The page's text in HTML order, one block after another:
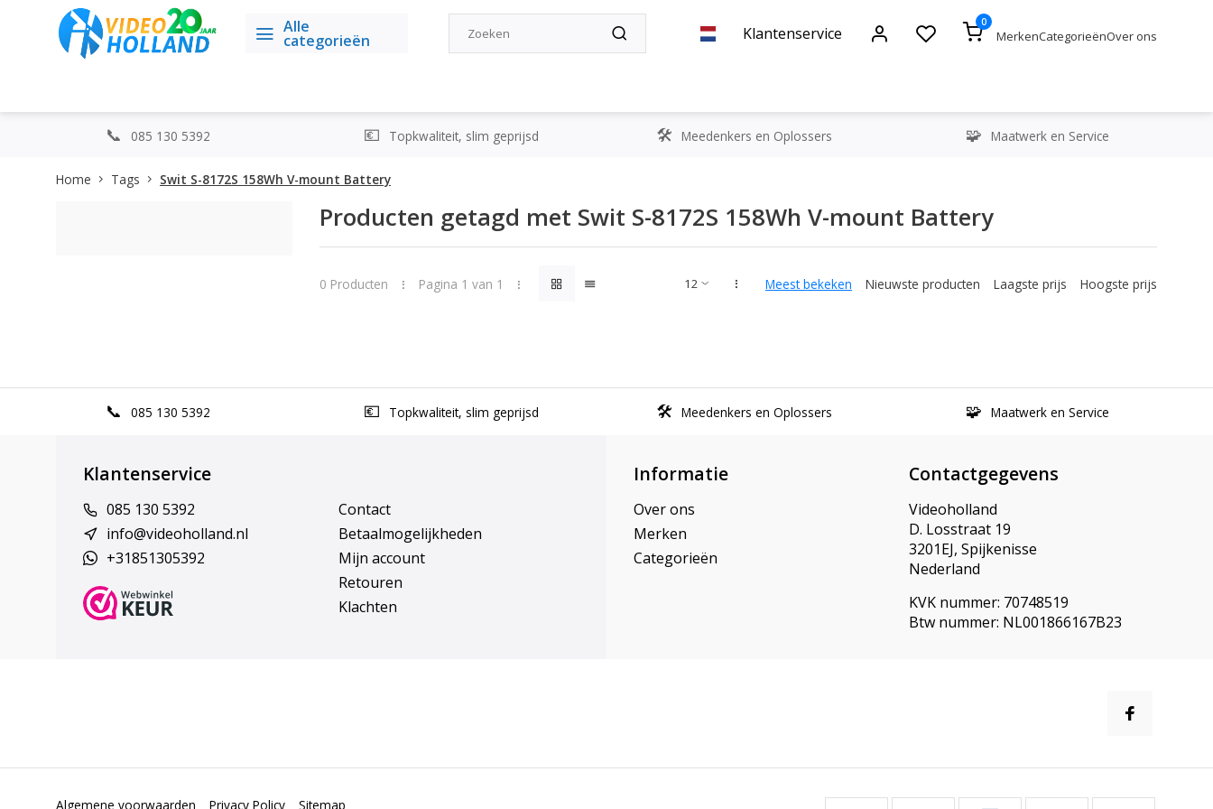
Alle
categorieën Klantenservice
0
MerkenCategorieënOver ons
085 130 5392 Topkwaliteit, slim geprijsd Meedenkers en Oplossers Maatwerk en Service
Home Tags Swit S-8172S 158Wh V-mount Battery
Producten getagd met Swit S-8172S 158Wh V-mount Battery
0 Producten Pagina 1 van 1 Meest bekeken Nieuwste producten Laagste prijs Hoogste prijs
085 130 5392 Topkwaliteit, slim geprijsd Meedenkers en Oplossers Maatwerk en Service
Klantenservice
085 130 5392
info@videoholland.nl
+31851305392
Contact
Betaalmogelijkheden
Mijn account
Retouren
Klachten
Informatie
Over ons
Merken
Categorieën
Contactgegevens
Videoholland
D. Losstraat 19
3201EJ, Spijkenisse
Nederland
KVK nummer: 70748519
Btw nummer: NL001866167B23
Algemene voorwaarden Privacy Policy Sitemap